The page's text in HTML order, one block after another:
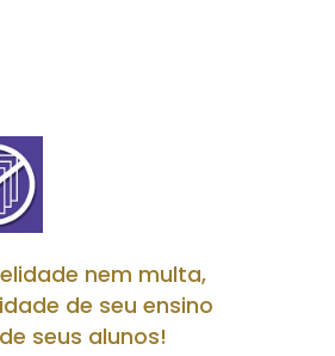
nem multa,
de seu ensino
seus alunos!